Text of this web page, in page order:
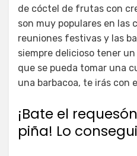
de cóctel de frutas con
son muy populares en las
reuniones festivas y las
siempre delicioso tener
que se pueda tomar una
una barbacoa, te irás con
¡Bate el
piña! Lo